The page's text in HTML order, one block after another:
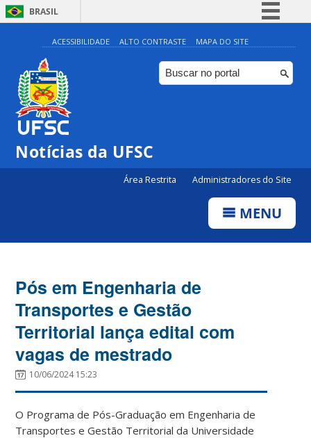
BRASIL
Simplifique!
Comunica BR
Participe
ACESSIBILIDADE ALTO CONTRASTE MAPA DO SITE
Notícias da UFSC
Área Restrita Administradores do Site
MENU
Pós em Engenharia de
Transportes e Gestão
Territorial lança edital com
vagas de mestrado
10/06/2024 15:23
O Programa de Pós-Graduação em Engenharia de
Transportes e Gestão Territorial da Universidade